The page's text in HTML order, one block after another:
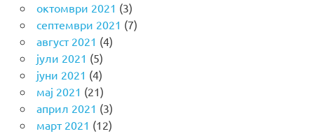
октомври 2021 (3)
септември 2021 (7)
август 2021 (4)
јули 2021 (5)
јуни 2021 (4)
мај 2021 (21)
април 2021 (3)
март 2021 (12)